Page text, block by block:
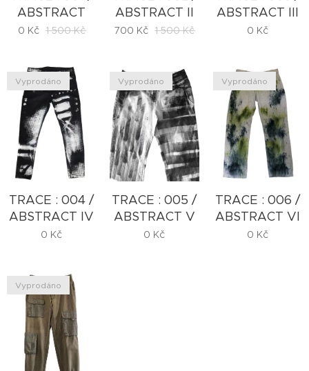
ABSTRACT
0 Kč 1 500Kč
ABSTRACT II
700 Kč 1 500Kč
ABSTRACT III
0 Kč
TRACE : 004 /
ABSTRACT IV
Vyprodáno
0 Kč
TRACE : 005 /
ABSTRACT V
Vyprodáno
0 Kč
TRACE : 006 /
ABSTRACT VI
Vyprodáno
0 Kč
Vyprodáno